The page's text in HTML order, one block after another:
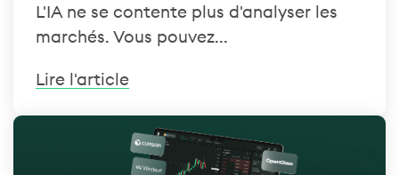
L'IA ne se contente plus d'analyser les
marchés. Vous pouvez...
Lire l'article